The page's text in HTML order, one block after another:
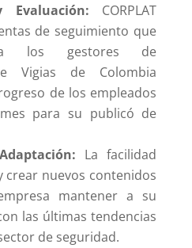
Evaluación: CORPLAT
de seguimiento que
a los gestores de
Vigias de Colombia
de los empleados
para su publicó de
La facilidad
crear nuevos contenidos
mantener a su
las últimas tendencias
de seguridad.